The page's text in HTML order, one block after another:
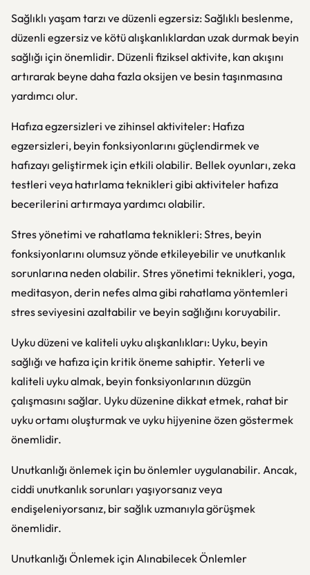
Sağlıklı yaşam tarzı ve düzenli egzersiz: Sağlıklı beslenme,
düzenli egzersiz ve kötü alışkanlıklardan uzak durmak beyin
sağlığı için önemlidir. Düzenli fiziksel aktivite, kan akışını
artırarak beyne daha fazla oksijen ve besin taşınmasına
yardımcı olur.
Hafıza egzersizleri ve zihinsel aktiviteler: Hafıza
egzersizleri, beyin fonksiyonlarını güçlendirmek ve
hafızayı geliştirmek için etkili olabilir. Bellek oyunları, zeka
testleri veya hatırlama teknikleri gibi aktiviteler hafıza
becerilerini artırmaya yardımcı olabilir.
Stres yönetimi ve rahatlama teknikleri: Stres, beyin
fonksiyonlarını olumsuz yönde etkileyebilir ve unutkanlık
sorunlarına neden olabilir. Stres yönetimi teknikleri, yoga,
meditasyon, derin nefes alma gibi rahatlama yöntemleri
stres seviyesini azaltabilir ve beyin sağlığını koruyabilir.
Uyku düzeni ve kaliteli uyku alışkanlıkları: Uyku, beyin
sağlığı ve hafıza için kritik öneme sahiptir. Yeterli ve
kaliteli uyku almak, beyin fonksiyonlarının düzgün
çalışmasını sağlar. Uyku düzenine dikkat etmek, rahat bir
uyku ortamı oluşturmak ve uyku hijyenine özen göstermek
önemlidir.
Unutkanlığı önlemek için bu önlemler uygulanabilir. Ancak,
ciddi unutkanlık sorunları yaşıyorsanız veya
endişeleniyorsanız, bir sağlık uzmanıyla görüşmek
önemlidir.
Unutkanlığı Önlemek için Alınabilecek Önlemler